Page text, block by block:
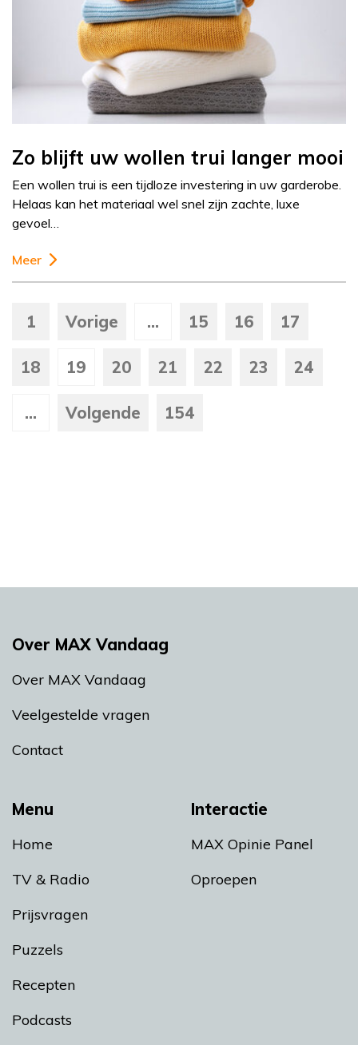
Zo blijft uw wollen trui langer mooi
Een wollen trui is een tijdloze investering in uw garderobe.
Helaas kan het materiaal wel snel zijn zachte, luxe
gevoel…
Meer
1 Vorige ... 15 16 17
18 19 20 21 22 23 24
... Volgende 154
Menu
Home
TV & Radio
Prijsvragen
Puzzels
Recepten
Podcasts
Interactie
MAX Opinie Panel
Oproepen
Over MAX Vandaag
Over MAX Vandaag
Veelgestelde vragen
Contact